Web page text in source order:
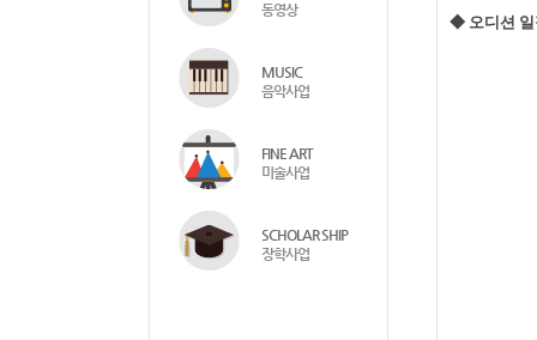
동영상
MUSIC
음악사업
FINE ART
미술사업
SCHOLAR SHIP
장학사업
◆ 오디션 일